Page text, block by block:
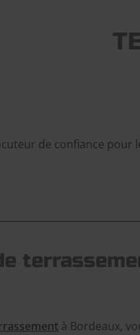
de confiance pour
à Bordeaux,